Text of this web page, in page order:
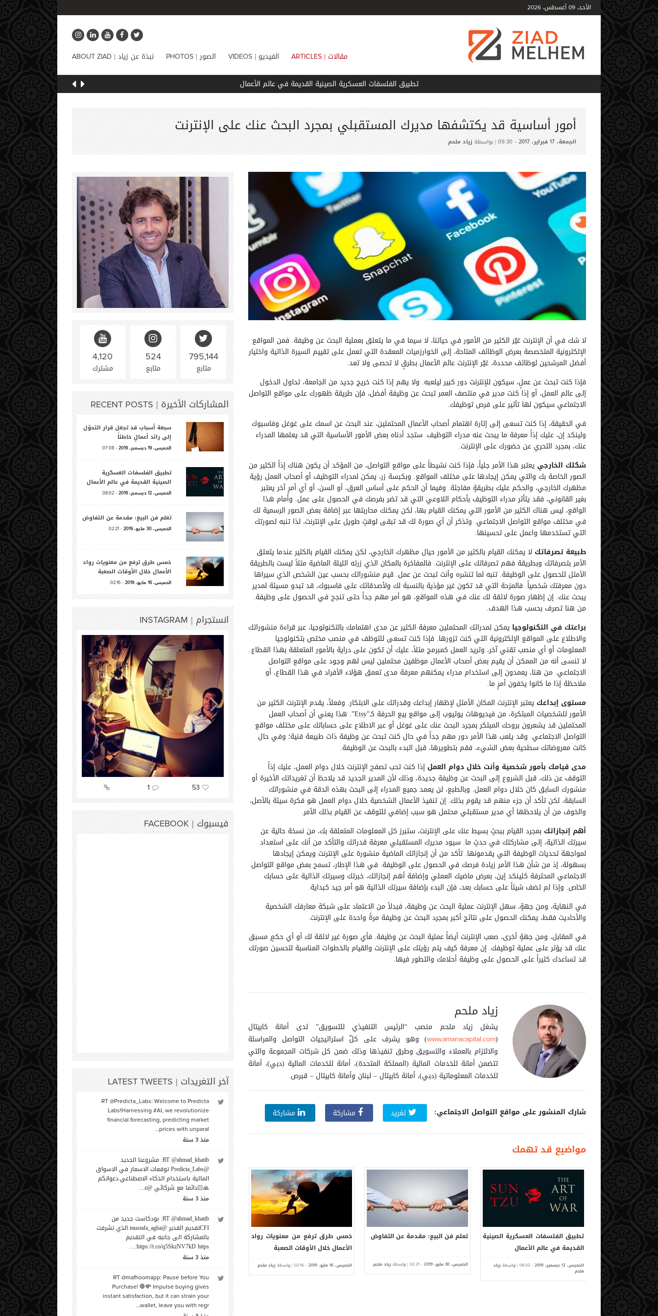
الأحد، 09 أغسطس، 2026
مقالات | ARTICLES الفيديو | VIDEOS الصور | PHOTOS نبذة عن زياد | ABOUT ZIAD
تطبيق الفلسفات العسكرية الصينية القديمة في عالم الأعمال
أمور أساسية قد يكتشفها مديرك المستقبلي بمجرد البحث عنك على الإنترنت
الجمعة،17فبراير،2017
-
09:30| بواسطةزياد ملحم
لا شك في أن الإنترنت غيّر الكثير من الأمور في حياتنا، لا سيما في ما يتعلق بعملية البحث عن وظيفة. فمن المواقع
الإلكترونية المتخصصة بعرض الوظائف المتاحة، إلى الخوارزميات المعقدة التي تعمل على تقييم السيرة الذاتية واختيار
أفضل المرشحين لوظائف محددة، غيّر الإنترنت عالم الأعمال بطرقٍ لا تحصى ولا تعد.
فإذا كنت تبحث عن عملٍ، سيكون للإنترنت دور كبير ليلعبه. ولا يهم إذا كنت خريج جديد من الجامعة، تحاول الدخول
إلى عالم العمل، أو إذا كنت مدير في منتصف العمر تبحث عن وظيفة أفضل، فإن طريقة ظهورك على مواقع التواصل
الاجتماعي سيكون لها تأثير على فرص توظيفك.
في الحقيقة، إذا كنت تسعى إلى إثارة اهتمام أصحاب الأعمال المحتملين، عند البحث عن اسمك على غوغل وفاسبوك
ولينكد إن، عليك إذاً معرفة ما يبحث عنه مدراء التوظيف. ستجد أدناه بعض الأمور الأساسية التي قد يعلمها المدراء
عنك، بمجرد التحري عن حضورك على الإنترنت.
شكلك الخارجي يعتبر هذا الأمر جلياً، فإذا كنت نشيطاً على مواقع التواصل، من المؤكد أن يكون هناك إذاً الكثير من
الصور الخاصة بك والتي يمكن إيجادها على مختلف المواقع. وبكبسة زر، يمكن لمدراء التوظيف أو أصحاب العمل رؤية
مظهرك الخارجي، والحكم عليك بطريقةٍ مفاجئة. وفيما أن الحكم على أساس العرق، أو السن، أو أي أمرٍ آخر يعتبر
بغير القانوني، فقد يتأثر مدراء التوظيف بأحكام اللاوعي التي قد تضر بفرصك في الحصول على عمل. وأمام هذا
الواقع، ليس هناك الكثير من الأمور التي يمكنك القيام بها، لكن يمكنك محاربتها عبر إضافة بعض الصور الرسمية لك
في مختلف مواقع التواصل الاجتماعي. وتذكر أن أي صورة لك قد تبقى لوقتٍ طويل على الإنترنت، لذا تنبه لصورتك
التي تستخدمها واعمل على تحسينها.
طبيعة تصرفاتك لا يمكنك القيام بالكثير من الأمور حيال مظهرك الخارجي، لكن يمكنك القيام بالكثير عندما يتعلق
الأمر بتصرفاتك وبطريقة فهم تصرفاتك على الإنترنت. فالمفاخرة بالمكان الذي زرته الليلة الماضية مثلاً ليست بالطريقة
الأمثل للحصول على الوظيفة. تنبه لما تنشره وأنت تبحث عن عمل. قيم منشوراتك بحسب عين الشخص الذي سيراها
دون معرفتك شخصياً. فالمزحة التي قد تكون غير مؤذية بالنسبة لك ولأصدقائك على فاسبوك، قد تبدو مسيئة لمدير
يبحث عنك. إن إظهار صورة لائقة لك عنك في هذه المواقع، هو أمر مهم جداً حتى تنجح في الحصول على وظيفة.
من هنا تصرف بحسب هذا الهدف.
براعتك في التكنولوجيا يمكن لمدرائك المحتملين معرفة الكثير عن مدى اهتمامك بالتكنولوجيا، عبر قراءة منشوراتك
والاطلاع على المواقع الإلكترونية التي كنت تزورها. فإذا كنت تسعى للتوظف في منصب مختص بتكنولوجيا
المعلومات أو أي منصب تقني آخر، وتريد العمل كمبرمج مثلاً، عليك أن تكون على دراية بالأمور المتعلقة بهذا القطاع.
لا تنسى أنه من الممكن أن يقيم بعض أصحاب الأعمال موظفين محتملين ليس لهم وجود على مواقع التواصل
الاجتماعي. من هنا، يعمدون إلى استخدام مدراء يمكنهم معرفة مدى تعمق هؤلاء الأفراد في هذا القطاع، أو
ملاحظة إذا ما كانوا يخفون أمرٍ ما.
مستوى إبداعك يعتبر الإنترنت المكان الأمثل لإظهار إبداعك وقدراتك على الابتكار. وفعلاً، يقدم الإنترنت الكثير من
الأمور للشخصيات المبتكرة، من فيديوهات يوتيوب إلى مواقع بيع الحرفة كـ”Etsy”. هذا يعني أن أصحاب العمل
المحتملين قد يشعرون بروحك المبتكر بمجرد البحث عنك على غوغل أو عبر الاطلاع على حساباتك على مختلف مواقع
التواصل الاجتماعي. وقد يلعب هذا الأمر دور مهم جداً في حال كنت تبحث عن وظيفة ذات طبيعة فنية؛ وفي حال
كانت معروضاتك سطحية بعض الشيء، فقم بتطويرها، قبل البدء بالبحث عن الوظيفة.
مدى قيامك بأمور شخصية وأنت خلال دوام العمل إذا كنت تحب تصفح الإنترنت خلال دوام العمل، عليك إذاً
التوقف عن ذلك، قبل الشروع إلى البحث عن وظيفة جديدة، وذلك لأن المدير الجديد قد يلاحظ أن تغريداتك الأخيرة أو
منشورك السابق كان خلال دوام العمل. وبالطبع، لن يعمد جميع المدراء إلى البحث بهذه الدقة في منشوراتك
السابقة، لكن تأكد أن جزء منهم قد يقوم بذلك. إن تنفيذ الأعمال الشخصية خلال دوام العمل هو فكرة سيئة بالأصل،
والخوف من أن يلاحظها أي مدير مستقبلي محتمل هو سبب إضافي للتوقف عن القيام بذلك الأمر.
أهم إنجازاتك بمجرد القيام ببحثٍ بسيط عنك على الإنترنت، ستبرز كل المعلومات المتعلقة بك، من نسخة حالية عن
سيرتك الذاتية، إلى مشاركتك في حدثٍ ما. سيود مديرك المستقبلي معرفة قدراتك والتأكد من أنك على استعداد
لمواجهة تحديات الوظيفة التي يقدمونها. تأكد من أن إنجازاتك الماضية منشورة على الإنترنت ويمكن إيجادها
بسهولة، إذ من شأن هذا الأمر زيادة فرصك في الحصول على الوظيفة. في هذا الإطار، تسمح بعض مواقع التواصل
الاجتماعي المحترفة كلينكد إين، بعرض ماضيك العملي وإضافة أهم إنجازاتك، خبرتك وسيرتك الذاتية على حسابك
الخاص. وإذا لم تضف شيئاً على حسابك بعد، فإن البدء بإضافة سيرتك الذاتية هو أمر جيد كبداية.
في النهاية، ومن جهةٍ، سهل الإنترنت عملية البحث عن وظيفة، فبدلاً من الاعتماد على شبكة معارفك الشخصية
والأحاديث فقط، يمكنك الحصول على نتائج أكبر بمجرد البحث عن وظيفة مرةً واحدة على الإنترنت.
في المقابل، ومن جهةٍ أخرى، صعب الإنترنت أيضاً عملية البحث عن وظيفة. فأي صورة غير لائقة لك أو أي حكمٍ مسبق
عنك قد يؤثر على عملية توظيفك. إن معرفة كيف يتم رؤيتك على الإنترنت والقيام بالخطوات المناسبة لتحسين صورتك
قد تساعدك كثيراً على الحصول على وظيفة أحلامك والتطور فيها.
زياد ملحم
يشغل زياد ملحم منصب “الرئيس التنفيذي للتسويق” لدى أمانة كابيتال
(
www.amanacapital.com) وهو يشرف على كلّ استراتيجيات التواصل والمراسلة
والالتزام بالعملاء والتسويق وطرق تنفيذها وذلك ضمن كل شركات المجموعة والتي
تتضمن أمانة للخدمات المالية (المملكة المتحدة)، أمانة للخدمات المالية (دبي)، أمانة
للخدمات المعلوماتية (دبي)، أمانة كابيتال – لبنان وأمانة كابيتال – قبرص.
شارك المنشور على مواقع التواصل الاجتماعي: تغريد مشاركة مشاركة
مواضيع قد تهمك
تجعل قرار التحوّل
| بواسطة زياد ملحم
تطبيق الفلسفات العسكرية الصينية
القديمة في عالم الأعمال
الخميس،12 ديسمبر،2019
-
08:02 | بواسطة زياد
ملحم
تعلم فن البيع: مقدمة عن التفاوض
الخميس، 30مايو، 2019
-
02:21| بواسطة زياد ملحم
خمس طرق ترفع من معنويات رواد
الأعمال خلال الأوقات الصعبة
الخميس، 16مايو، 2019
-
02:16| بواسطة زياد ملحم
كيف تدفع موظفيك لإعطاء أفضل
ما لديهم
الخميس،
10 نصائح لتحفيز نمو شركتك خلال
-
16:36 | بواسطة
795,144
متابع
524
متابع
4,120
مشترك
المشاركات الأخيرة |RECENT POSTS
سبعة أسباب قد تجعل قرار التحوّل
إلى رائد أعمالٍ خاطئاً
الخميس،19ديسمبر،2019
-
07:08
تطبيق الفلسفات العسكرية
الصينية القديمة في عالم الأعمال
الخميس، 12ديسمبر،2019
-
08:02
تعلم فن البيع: مقدمة عن التفاوض
الخميس، 30مايو،2019
-
02:21
خمس طرق ترفع من معنويات رواد
الأعمال خلال الأوقات الصعبة
الخميس،16مايو،2019
-
02:16
انستجرام |INSTAGRAM
88
1
53
86
9
فيسبوك |FACEBOOK
آخر التغريدات |LATEST TWEETS
RT @Predicta_Labs: Welcome to Predicta
Labs!Harnessing #AI, we revolutionize
financial forecasting, predicting market
prices with unparal…
منذ 3 سنة
RT @ahmad_khatib: مشروعنا الجديد
@Predicta_Labs توقعات الاسعار في الاسواق
المالية باستخدام الذكاء الاصطناعي.دعواتكم
🙏🏻دائما مع شركائي @z…
منذ 3 سنة
RT @ahmad_khatib: بودكاست جديد من
CFIتقديم القدير @mustafa_agha الذي تشرفت
بالمشاركة الى جانبه في التقديم
https://t.co/q5SkzNV7kD https:…
منذ 3 سنة
RT @mafhoomapp: Pause before You
Purchase! 🛑💸 Impulse buying gives
instant satisfaction, but it can strain your
wallet, leave you with regr…